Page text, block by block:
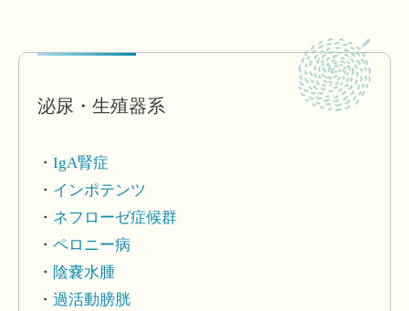
泌尿・生殖器系
IgA腎症
インポテンツ
ネフローゼ症候群
ペロニー病
陰嚢水腫
過活動膀胱